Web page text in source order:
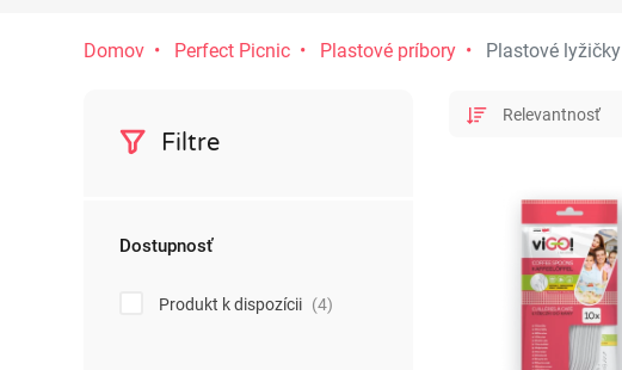
Domov Perfect Picnic Plastové príbory Plastové lyžičky
Filtre
Dostupnosť
Produkt k dispozícii (4)